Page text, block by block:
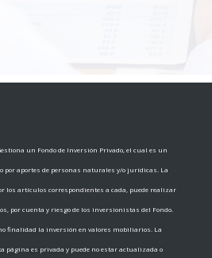
un Fondo de Inversión Privado, el cual es un
por aportes de personas naturales y/o jurídicas. La
los artículos correspondientes a cada, puede realizar
por cuenta y riesgo de los inversionistas del Fondo.
finalidad la inversión en valores mobiliarios. La
página es privada y puede no estar actualizada o